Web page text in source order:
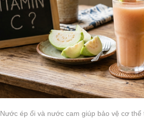
Nước ép ổi và nước cam giúp bảo vệ cơ thể